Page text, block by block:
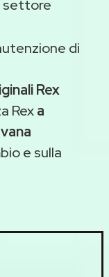
settore
di
Rex
Rexa
e sulla